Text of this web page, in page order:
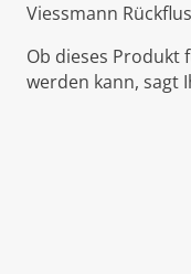
Viessmann
Ob dieses Produkt
werden kann, sagt